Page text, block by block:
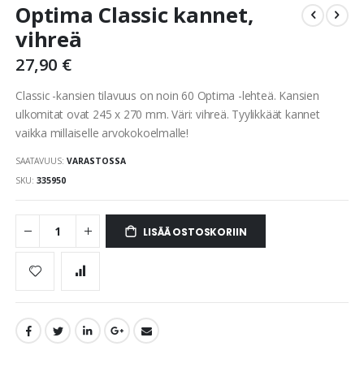
to
the
beginning
of
images
gallery
Optima Classic kannet,
vihreä
27,90 €
Classic -kansien tilavuus on noin 60 Optima -lehteä. Kansien
ulkomitat ovat 245 x 270 mm. Väri: vihreä. Tyylikkäät kannet
vaikka millaiselle arvokokoelmalle!
SAATAVUUS: VARASTOSSA
SKU 335950
LISÄÄ OSTOSKORIIN